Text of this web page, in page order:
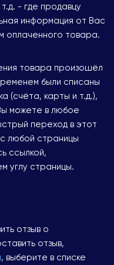
- где продавцу
информация от Вас
оплаченного товара.
товара произошёл
были списаны
(счёта, карты и т.д.),
можете в любое
переход в этот
любой страницы
ссылкой,
углу страницы.
отзыв о
отзыв,
, выберите в списке